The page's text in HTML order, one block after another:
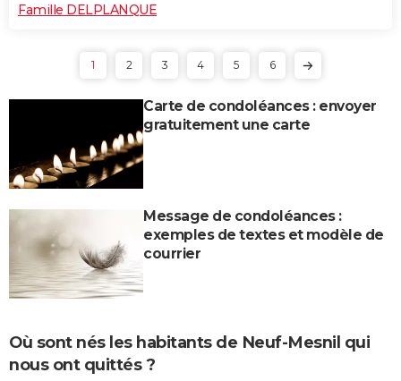
Famille DELPLANQUE
1 2 3 4 5 6
Carte de condoléances : envoyer
gratuitement une carte
Message de condoléances :
exemples de textes et modèle de
courrier
Où sont nés les habitants de Neuf-Mesnil qui
nous ont quittés ?